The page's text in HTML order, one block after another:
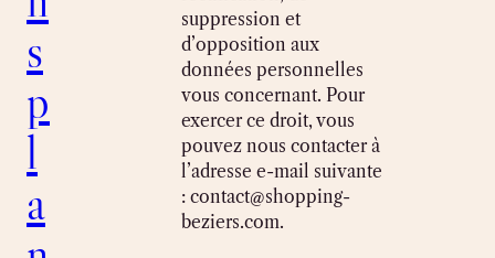
s
p
l
a
suppression et
d’opposition aux
données personnelles
vous concernant. Pour
exercer ce droit, vous
pouvez nous contacter à
l’adresse e-mail suivante
:contact@shopping-
beziers.com.